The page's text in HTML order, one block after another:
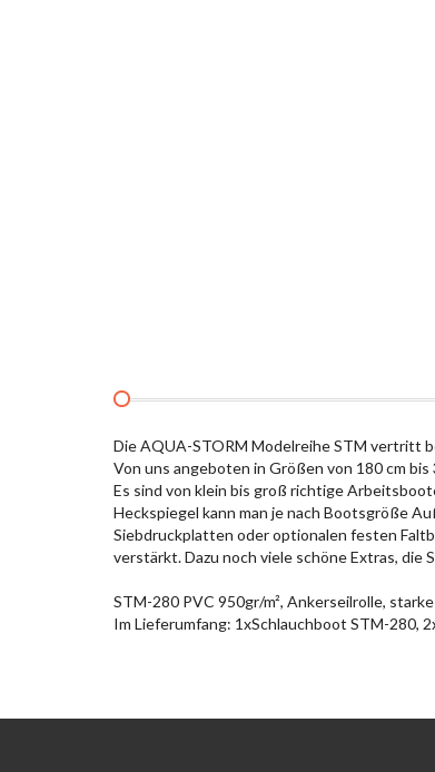
Die AQUA-STORM Modelreihe STM vertritt
Von uns angeboten in Größen von 180 cm bis
Es sind von klein bis groß richtige
Heckspiegel kann man je nach Bootsgröße
Siebdruckplatten oder optionalen festen
verstärkt. Dazu noch viele schöne Extras,
STM-280 PVC 950gr/m², Ankerseilrolle,
Im Lieferumfang: 1xSchlauchboot STM-280,